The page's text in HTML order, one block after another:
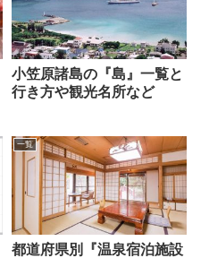
小笠原諸島の『島』一覧と
行き方や観光名所など
一覧
都道府県別『温泉宿泊施設